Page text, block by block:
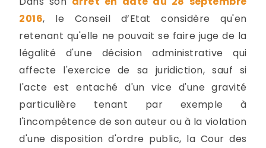
2016, le Conseil d’Etat considère qu'en
retenant qu'elle ne pouvait se faire juge de la
légalité d'une décision administrative qui
affecte l'exercice de sa juridiction, sauf si
l'acte est entaché d'un vice d'une gravité
particulière tenant par exemple à
l'incompétence de son auteur ou à la violation
d'une disposition d'ordre public, la Cour des